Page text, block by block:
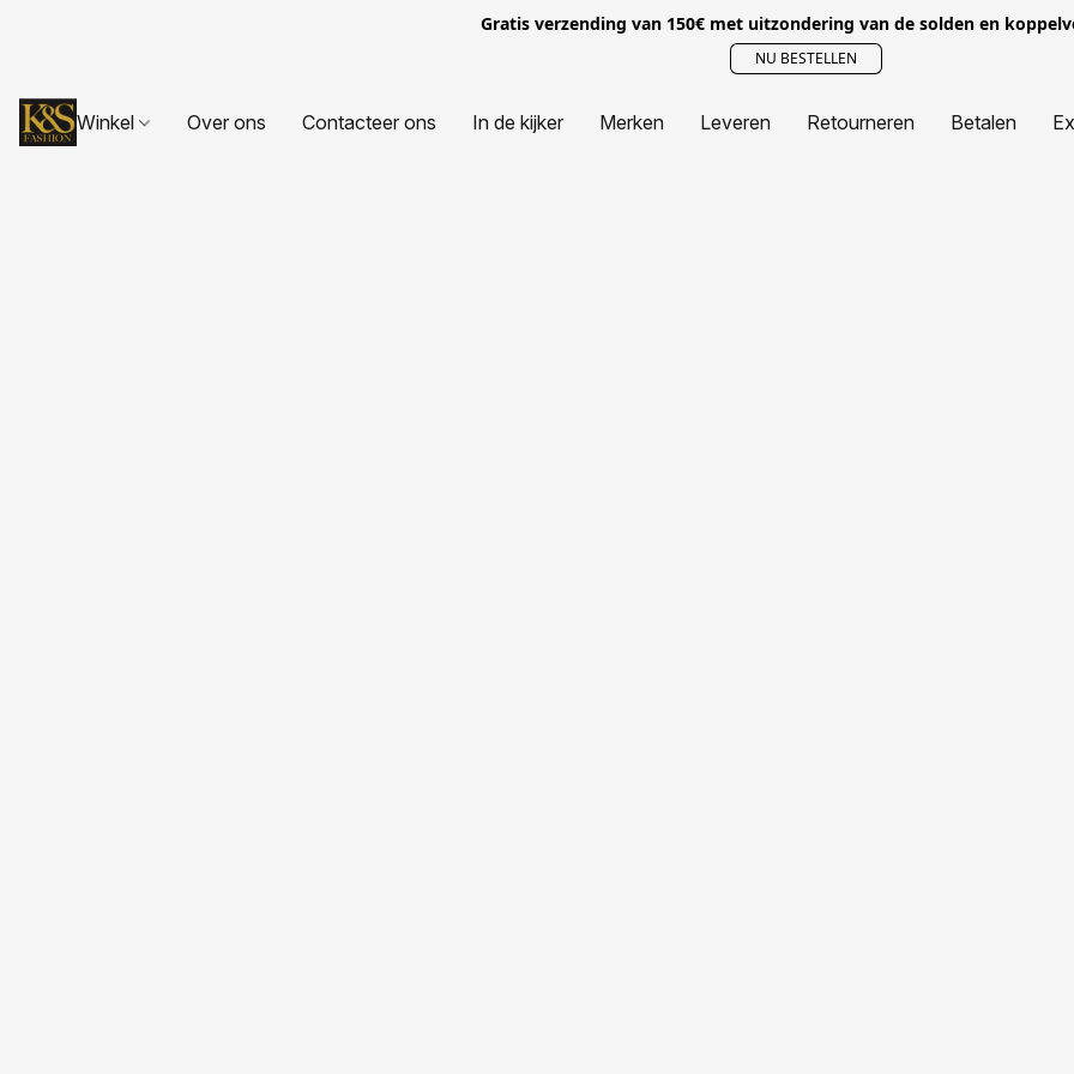
Gratis verzending van 150€ met uitzondering van de solden en
NU BESTELLEN
Winkel Over ons Contacteer ons In de kijker Merken Leveren Retourneren Betalen